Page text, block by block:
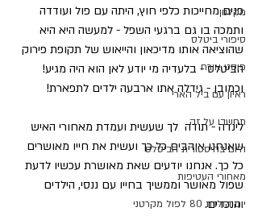
מקלנון
סיפורי ביטלס
פוסט אורח
ראיון עם ביל הארי
תחשבו על זה
היום בהיסטורית הביטלס
מאחורי העטיפות
יום הולדת 80 לפול מקרטני
פנים מחייכות כלפי חוץ, היתה עם פול ועודדה
ותמכה בו גם ברגעי השפל - למעשה היא היא
שהוציאה אותו מדיכאון והייאוש של תקופת פירוק
הביטלס - בלעדיה מי יודע לאן הוא היה מגיע!
וכמובן - גידלה אתו ארבעה ילדים לתפארת!
לינדה - תודה  לך שעשית ועמדת מאחורי האיש
שאנחנו אוהבים כל כך ועשית את חייו מאושרים
כל כך. אנחנו יודעים שאת מאושרת עכשיו לדעת
שפול מאושר וממשיך בחייו עם ננסי, הילדים
והנכדים.